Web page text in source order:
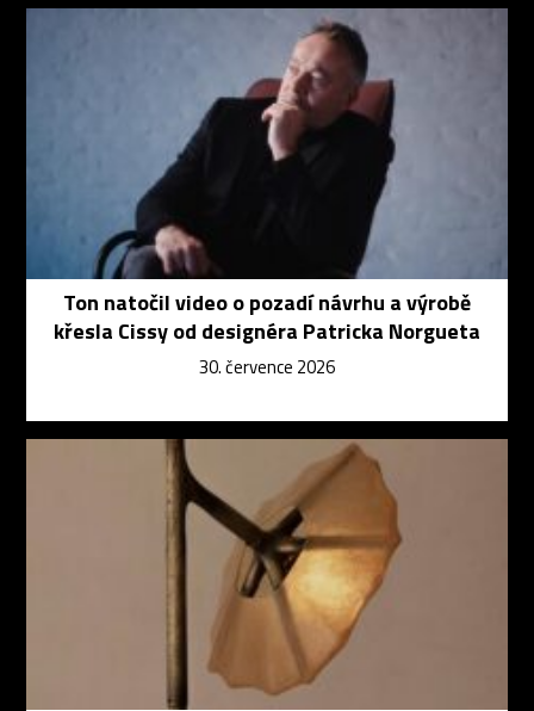
Ton natočil video o pozadí návrhu a výrobě
křesla Cissy od designéra Patricka Norgueta
30. července 2026